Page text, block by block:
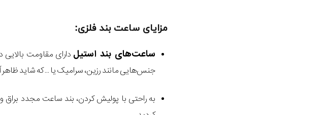
مزایای ساعت بند فلزی:
ساعت‌های بند استیل دارای مقاومت
جنس‌هایی مانند رزین، سرامیک یا … که شاید ظاهر
به راحتی با پولیش کردن، بند ساعت مجدد براق